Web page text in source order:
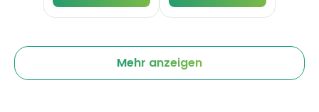
Mehr anzeigen